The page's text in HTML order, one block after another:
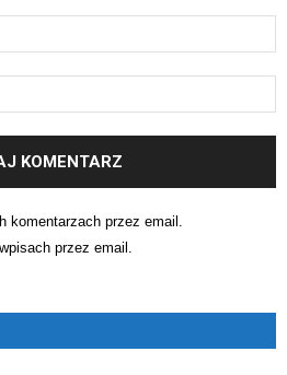
komentarzach przez email.
przez email.